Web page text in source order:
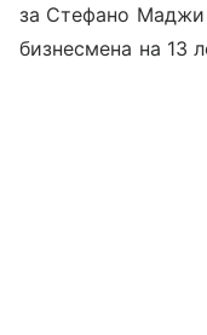
за Стефано Маджи
бизнесмена на 13